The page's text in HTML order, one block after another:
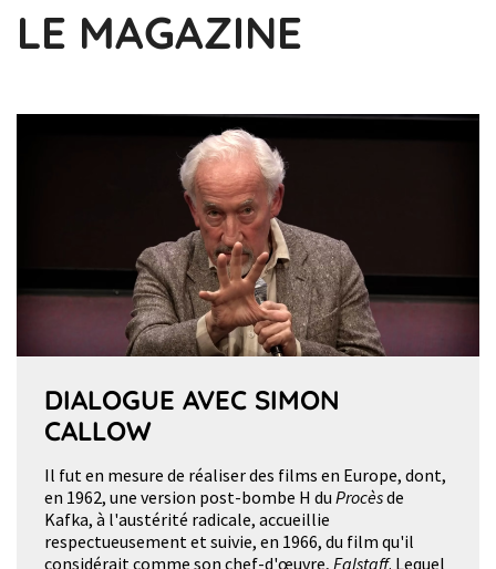
LE MAGAZINE
DIALOGUE AVEC SIMON
CALLOW
Il fut en mesure de réaliser des films en Europe, dont,
en 1962, une version post-bombe H du Procèsde
Kafka, à l'austérité radicale, accueillie
respectueusement et suivie, en 1966, du film qu'il
considérait comme son chef-d'œuvre, Falstaff. Lequel